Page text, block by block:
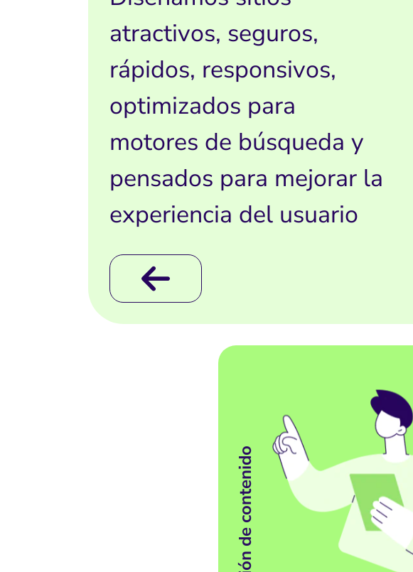
atractivos, seguros,
rápidos, responsivos,
optimizados para
motores de búsqueda y
pensados para mejorar la
experiencia del usuario
Gestión de contenido